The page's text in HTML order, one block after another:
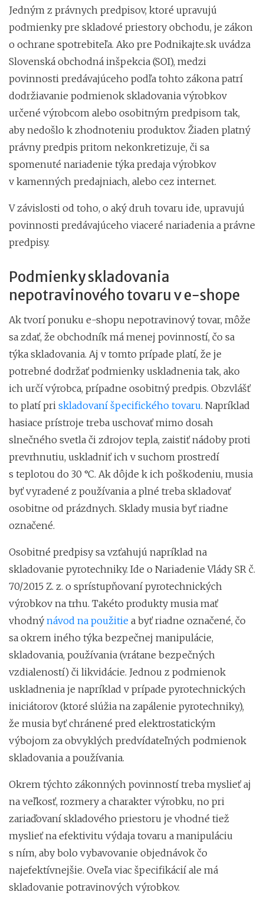
Jedným z právnych predpisov, ktoré upravujú
podmienky pre skladové priestory obchodu, je zákon
o ochrane spotrebiteľa. Ako pre Podnikajte.sk uvádza
Slovenská obchodná inšpekcia (SOI), medzi
povinnosti predávajúceho podľa tohto zákona patrí
dodržiavanie podmienok skladovania výrobkov
určené výrobcom alebo osobitným predpisom tak,
aby nedošlo k zhodnoteniu produktov. Žiaden platný
právny predpis pritom nekonkretizuje, či sa
spomenuté nariadenie týka predaja výrobkov
v kamenných predajniach, alebo cez internet.
V závislosti od toho, o aký druh tovaru ide, upravujú
povinnosti predávajúceho viaceré nariadenia a právne
predpisy.
Podmienky skladovania
nepotravinového tovaru v e-shope
Ak tvorí ponuku e-shopu nepotravinový tovar, môže
sa zdať, že obchodník má menej povinností, čo sa
týka skladovania. Aj v tomto prípade platí, že je
potrebné dodržať podmienky uskladnenia tak, ako
ich určí výrobca, prípadne osobitný predpis. Obzvlášť
to platí pri skladovaní špecifického tovaru. Napríklad
hasiace prístroje treba uschovať mimo dosah
slnečného svetla či zdrojov tepla, zaistiť nádoby proti
prevrhnutiu, uskladniť ich v suchom prostredí
s teplotou do 30 °C. Ak dôjde k ich poškodeniu, musia
byť vyradené z používania a plné treba skladovať
osobitne od prázdnych. Sklady musia byť riadne
označené.
Osobitné predpisy sa vzťahujú napríklad na
skladovanie pyrotechniky. Ide o Nariadenie Vlády SR č.
70/2015 Z. z. o sprístupňovaní pyrotechnických
výrobkov na trhu. Takéto produkty musia mať
vhodný návod na použitie a byť riadne označené, čo
sa okrem iného týka bezpečnej manipulácie,
skladovania, používania (vrátane bezpečných
vzdialeností) či likvidácie. Jednou z podmienok
uskladnenia je napríklad v prípade pyrotechnických
iniciátorov (ktoré slúžia na zapálenie pyrotechniky),
že musia byť chránené pred elektrostatickým
výbojom za obvyklých predvídateľných podmienok
skladovania a používania.
Okrem týchto zákonných povinností treba myslieť aj
na veľkosť, rozmery a charakter výrobku, no pri
zariaďovaní skladového priestoru je vhodné tiež
myslieť na efektivitu výdaja tovaru a manipuláciu
s ním, aby bolo vybavovanie objednávok čo
najefektívnejšie. Oveľa viac špecifikácií ale má
skladovanie potravinových výrobkov.